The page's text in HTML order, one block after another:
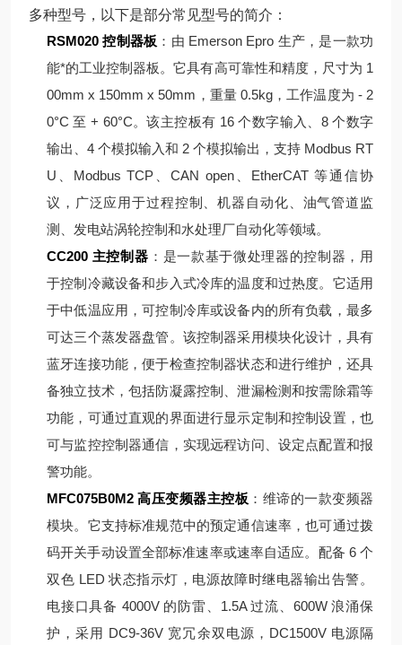
多种型号，以下是部分常见型号的简介：
RSM020 控制器板 ：由 Emerson Epro 生产，是一款功
能*的工业控制器板。它具有高可靠性和精度，尺寸为 1
00mm x 150mm x 50mm，重量 0.5kg，工作温度为 - 2
0°C 至 + 60°C。该主控板有 16 个数字输入、8 个数字
输出、4 个模拟输入和 2 个模拟输出，支持 Modbus RT
U、Modbus TCP、CAN open、EtherCAT 等通信协
议，广泛应用于过程控制、机器自动化、油气管道监
测、发电站涡轮控制和水处理厂自动化等领域。
CC200 主控制器 ：是一款基于微处理器的控制器，用
于控制冷藏设备和步入式冷库的温度和过热度。它适用
于中低温应用，可控制冷库或设备内的所有负载，最多
可达三个蒸发器盘管。该控制器采用模块化设计，具有
蓝牙连接功能，便于检查控制器状态和进行维护，还具
备独立技术，包括防凝露控制、泄漏检测和按需除霜等
功能，可通过直观的界面进行显示定制和控制设置，也
可与监控控制器通信，实现远程访问、设定点配置和报
警功能。
MFC075B0M2 高压变频器主控板 ：维谛的一款变频器
模块。它支持标准规范中的预定通信速率，也可通过拨
码开关手动设置全部标准速率或速率自适应。配备 6 个
双色 LED 状态指示灯，电源故障时继电器输出告警。
电接口具备 4000V 的防雷、1.5A 过流、600W 浪涌保
护，采用 DC9-36V 宽冗余双电源，DC1500V 电源隔